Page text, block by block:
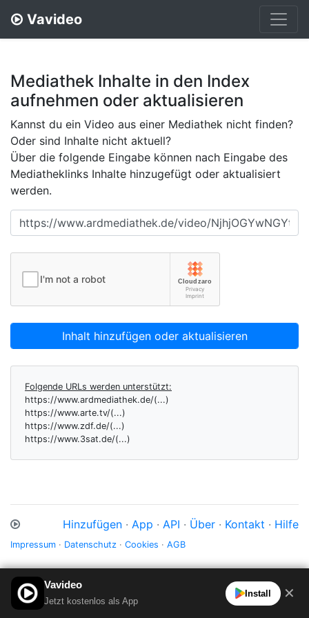
Vavideo
Mediathek Inhalte in den Index
aufnehmen oder aktualisieren
Kannst du ein Video aus einer Mediathek nicht finden?
Oder sind Inhalte nicht aktuell?
Über die folgende Eingabe können nach Eingabe des
Mediatheklinks Inhalte hinzugefügt oder aktualisiert
werden.
Inhalt hinzufügen oder aktualisieren
Folgende URLs werden unterstützt:
https://www.ardmediathek.de/(...)
https://www.arte.tv/(...)
https://www.zdf.de/(...)
https://www.3sat.de/(...)
Hinzufügen · App · API · Über · Kontakt · Hilfe
Impressum · Datenschutz · Cookies · AGB
Vavideo
Jetzt kostenlos als App
Install ✕